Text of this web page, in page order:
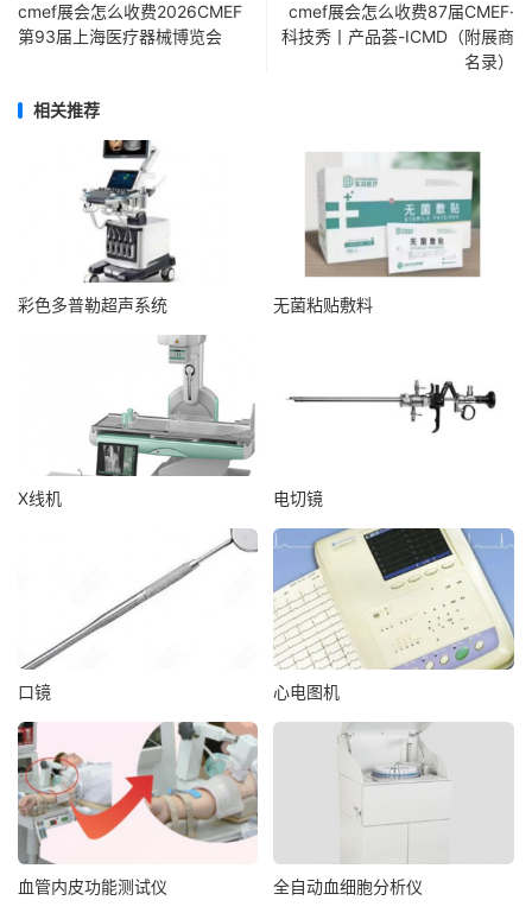
cmef展会怎么收费2026CMEF
第93届上海医疗器械博览会
cmef展会怎么收费87届CMEF·
科技秀丨产品荟-ICMD（附展商
名录）
相关推荐
彩色多普勒超声系统 无菌粘贴敷料
X线机 电切镜
口镜 心电图机
血管内皮功能测试仪 全自动血细胞分析仪